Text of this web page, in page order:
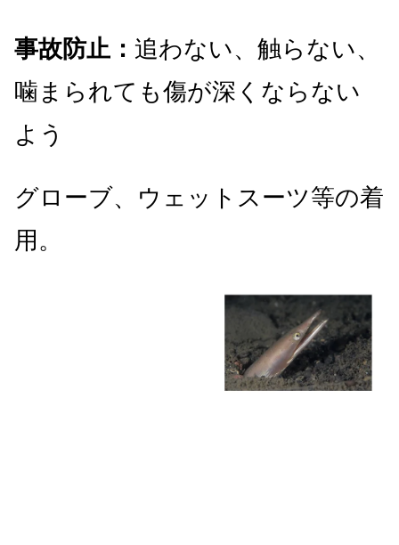
事故防止： 追わない、触らない、
噛まられても傷が深くならない
よう
グローブ、ウェットスーツ等の着
用。